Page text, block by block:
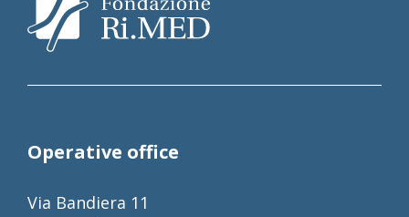
Operative office
Via Bandiera 11